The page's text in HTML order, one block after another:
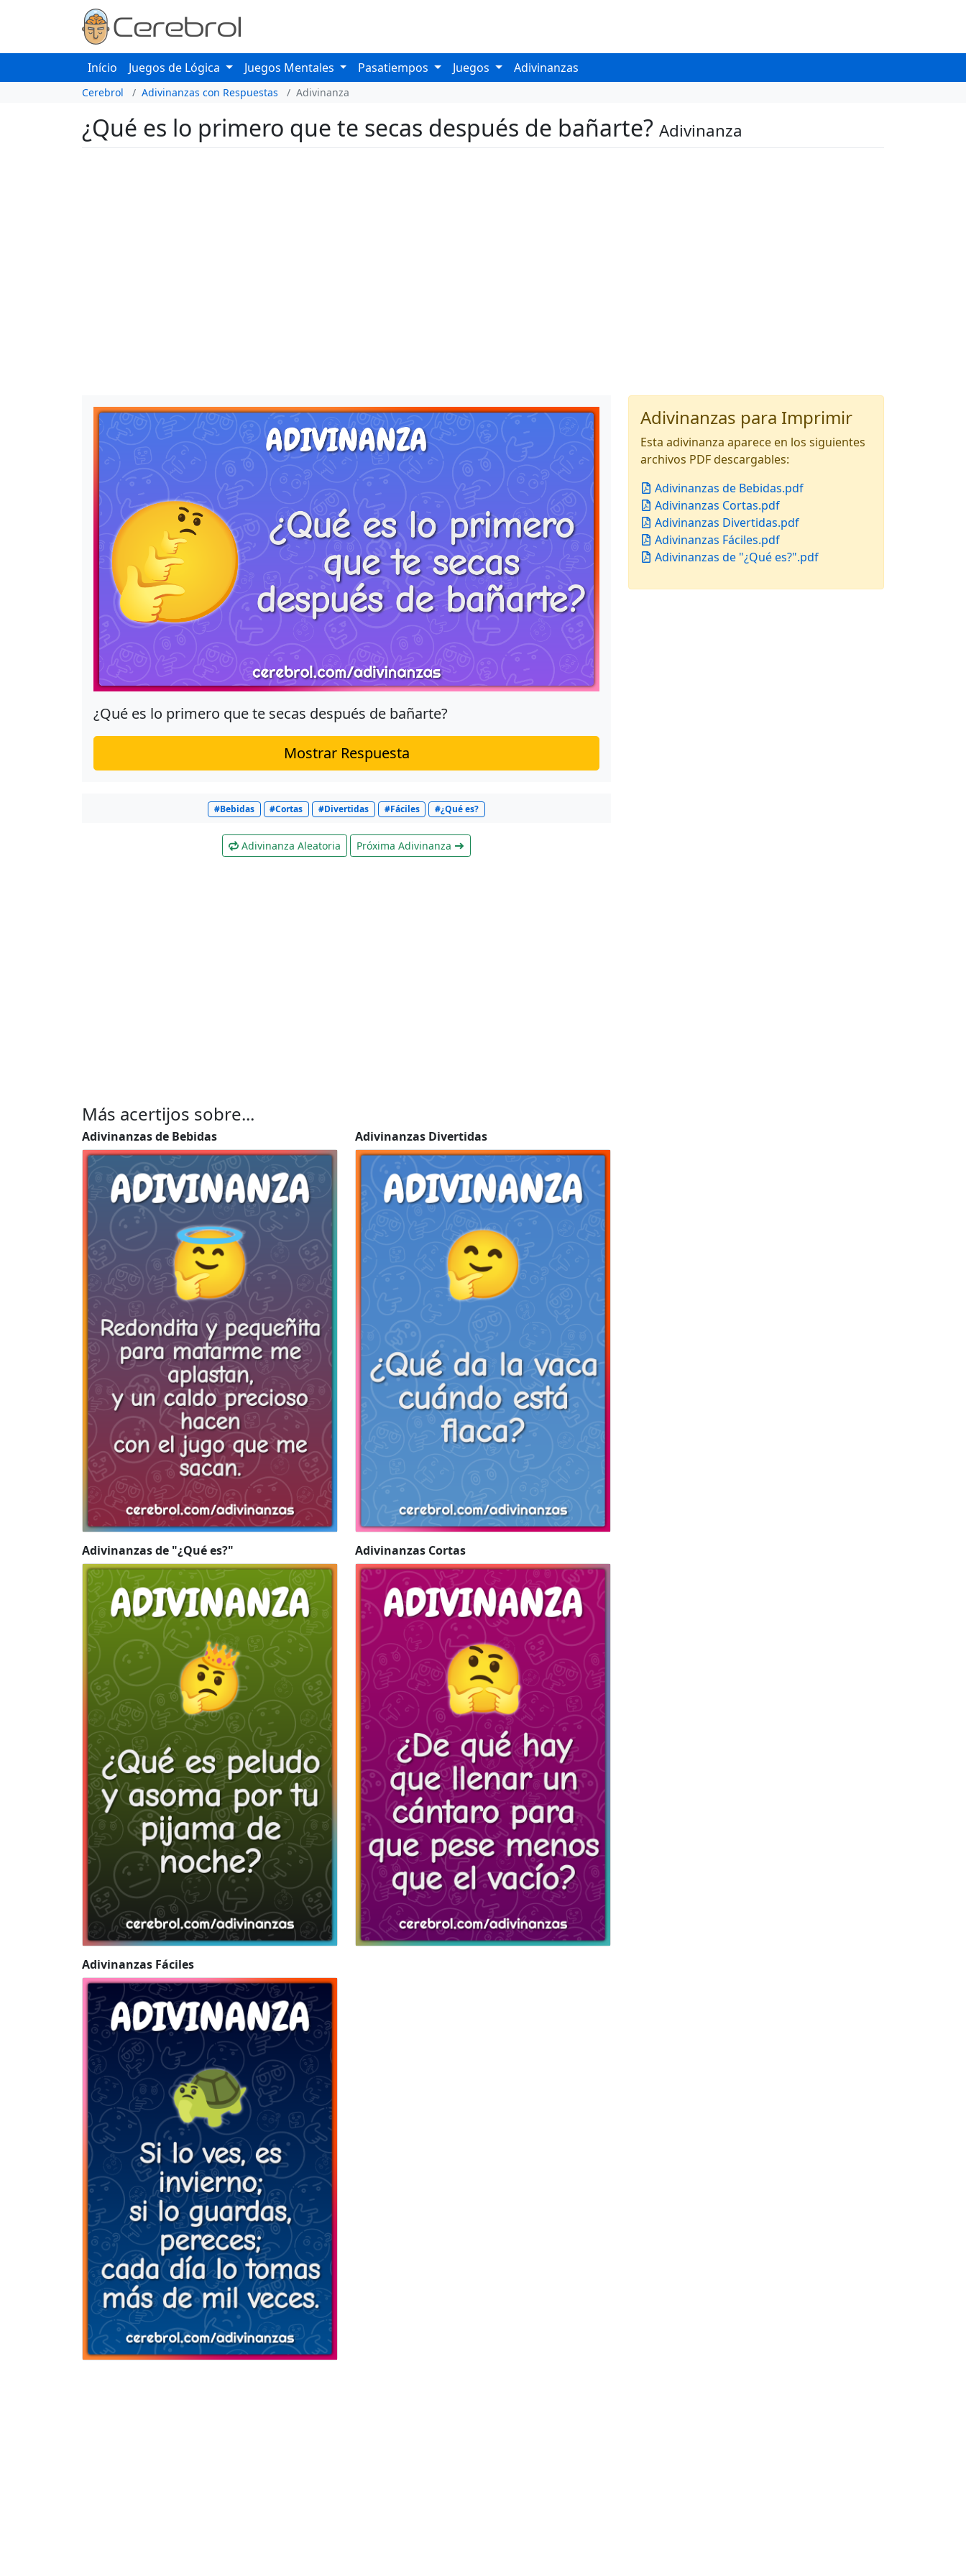
Início Juegos de Lógica Juegos Mentales Pasatiempos Juegos Adivinanzas
Cerebrol Adivinanzas con Respuestas Adivinanza
¿Qué es lo primero que te secas después de bañarte? Adivinanza
¿Qué es lo primero que te secas después de bañarte?
Mostrar Respuesta
#Bebidas #Cortas #Divertidas #Fáciles #¿Qué es?
Adivinanza Aleatoria Próxima Adivinanza
Adivinanzas para Imprimir
Esta adivinanza aparece en los siguientes
archivos PDF descargables:
Adivinanzas de Bebidas.pdf
Adivinanzas Cortas.pdf
Adivinanzas Divertidas.pdf
Adivinanzas Fáciles.pdf
Adivinanzas de "¿Qué es?".pdf
Más acertijos sobre...
Adivinanzas de Bebidas Adivinanzas Divertidas
Adivinanzas de "¿Qué es?" Adivinanzas Cortas
Adivinanzas Fáciles